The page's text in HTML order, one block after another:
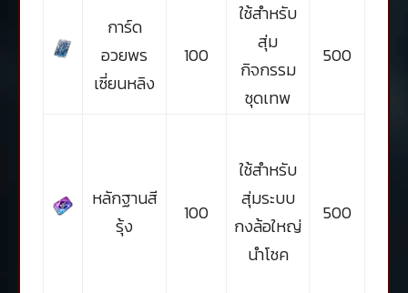
การ์ด
อวยพร
เซี่ยนหลิง
100
ใช้สำหรับ
สุ่ม
กิจกรรม
ชุดเทพ
500
หลักฐานสี
รุ้ง
100
ใช้สำหรับ
สุ่มระบบ
กงล้อใหญ่
นำโชค
500